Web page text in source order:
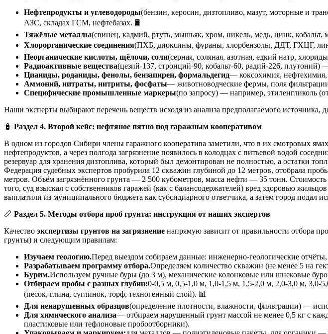
Нефтепродукты и углеводороды(бензин, керосин, дизтопливо, мазут, моторные и
АЗС, складах ГСМ, нефтебазах. 🛢️
Тяжёлые металлы(свинец, кадмий, ртуть, мышьяк, хром, никель, медь, цинк, кобальт,
Хлорорганические соединения(ПХБ, диоксины, фураны, хлорбензолы, ДДТ, ГХЦГ,
Неорганические кислоты, щёлочи, соли(серная, соляная, азотная, едкий натр,
Радиоактивные вещества(цезий-137, стронций-90, кобальт-60, радий-226,
Цианиды, роданиды, фенолы, бензапирен, формальдегид— коксохимия, нефтехимия,
Аммоний, нитраты, нитриты, фосфаты— животноводческие фермы, поля
Специфические промышленные маркеры(по запросу) — например, этиленгликоль
Наши эксперты выбирают перечень веществ исходя из анализа предполагаемого источника,
🧴 Раздел 4. Второй кейс: нефтяное пятно под гаражным кооперативом
В одном из городов Сибири члены гаражного кооператива заметили, что в их смотровых
нефтепродуктов, а через полгода загрязнение появилось в колодцах с питьевой водой
резервуар для хранения дизтоплива, который был демонтирован не полностью, а остатки
Федерация судебных экспертов пробурила 12 скважин глубиной до 12 метров, отобрала
метров. Объём загрязнённого грунта — 2 500 кубометров, масса нефти — 35 тонн.
того, суд взыскал с собственников гаражей (как с балансодержателей) вред здоровью
выплатили из муниципального бюджета как субсидиарного ответчика, а затем город подал
📏 Раздел 5. Методы отбора проб грунта: инструкция от наших экспертов
Качество экспертизы грунтов на загрязнение напрямую зависит от правильности отбора
грунты) и следующим правилам:
Изучаем геологию.Перед выездом собираем данные: инженерно-геологические
Разрабатываем программу отбора.Определяем количество скважин (не менее 5 на
Бурим.Используем ручные буры (до 3 м), механические колонковые или шнековые
Отбираем пробы с разных глубин:0-0,5 м, 0,5-1,0 м, 1,0-1,5 м, 1,5-2,0 м, 2,0-3,0 м, 3,0-
(песок, глина, суглинок, торф, техногенный слой). 📊
Для ненарушенных образцов(определение плотности, влажности, фильтрации) —
Для химического анализа— отбираем нарушенный грунт массой не менее 0,5 кг с
пластиковые или тефлоновые пробоотборники).